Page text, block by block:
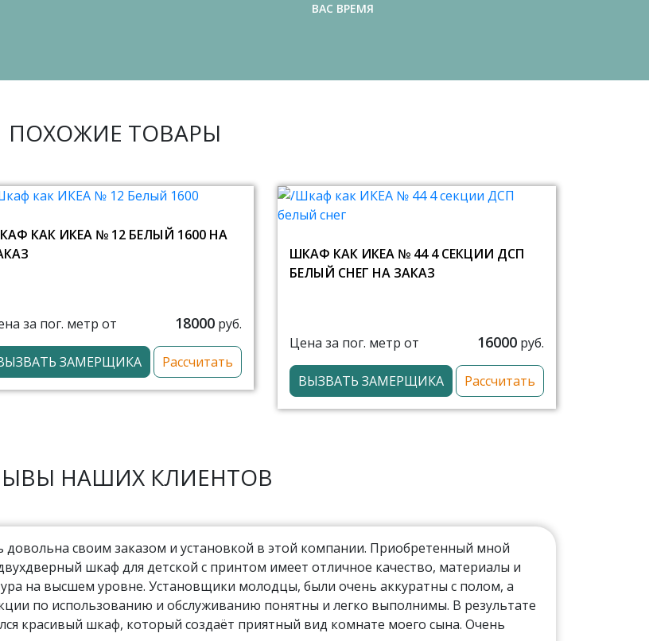
ВАС ВРЕМЯ
ПОХОЖИЕ ТОВАРЫ
КАК ИКЕА № 12 БЕЛЫЙ 1600 НА
за пог. метр от 18000 руб.
ЗАМЕРЩИКА Рассчитать
ШКАФ КАК ИКЕА № 44 4 СЕКЦИИ ДСП
БЕЛЫЙ СНЕГ НА ЗАКАЗ
Цена за пог. метр от 16000 руб.
ВЫЗВАТЬ ЗАМЕРЩИКА Рассчитать
НАШИХ КЛИЕНТОВ
довольна своим заказом и установкой в этой компании. Приобретенный мной
шкаф для детской с принтом имеет отличное качество, материалы и
на высшем уровне. Установщики молодцы, были очень аккуратны с полом, а
по использованию и обслуживанию понятны и легко выполнимы. В результате
красивый шкаф, который создаёт приятный вид комнате моего сына. Очень